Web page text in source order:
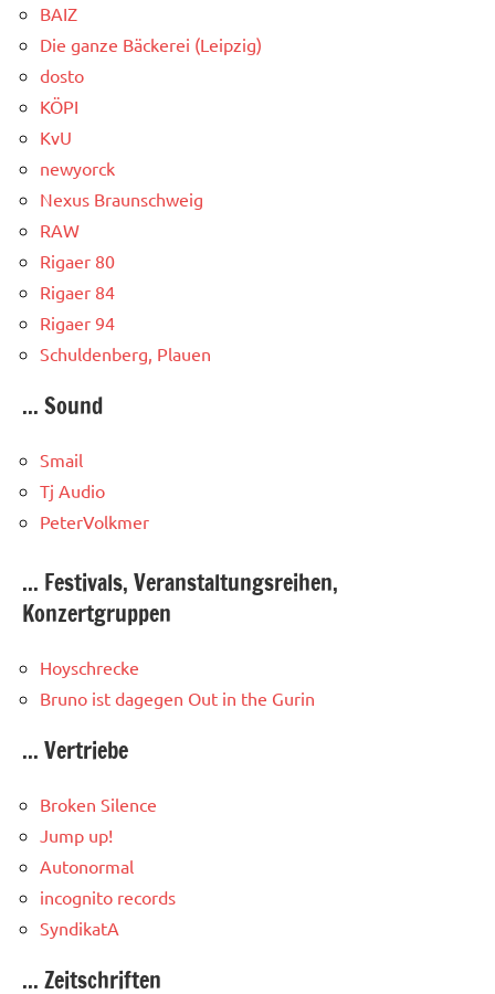
BAIZ
Die ganze Bäckerei (Leipzig)
dosto
KÖPI
KvU
newyorck
Nexus Braunschweig
RAW
Rigaer 80
Rigaer 84
Rigaer 94
Schuldenberg, Plauen
... Sound
Smail
Tj Audio
PeterVolkmer
... Festivals, Veranstaltungsreihen,
Konzertgruppen
Hoyschrecke
Bruno ist dagegen Out in the Gurin
... Vertriebe
Broken Silence
Jump up!
Autonormal
incognito records
SyndikatA
... Zeitschriften